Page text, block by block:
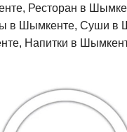
Ресторан в
в Шымкенте, Суши в
Напитки в